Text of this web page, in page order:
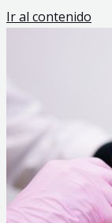
Ir al contenido